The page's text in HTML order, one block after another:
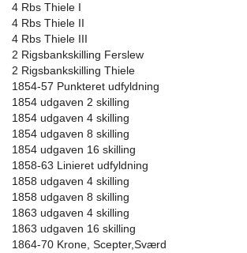
4 Rbs Thiele I
4 Rbs Thiele II
4 Rbs Thiele III
2 Rigsbankskilling Ferslew
2 Rigsbankskilling Thiele
1854-57 Punkteret udfyldning
1854 udgaven 2 skilling
1854 udgaven 4 skilling
1854 udgaven 8 skilling
1854 udgaven 16 skilling
1858-63 Linieret udfyldning
1858 udgaven 4 skilling
1858 udgaven 8 skilling
1863 udgaven 4 skilling
1863 udgaven 16 skilling
1864-70 Krone, Scepter,Sværd